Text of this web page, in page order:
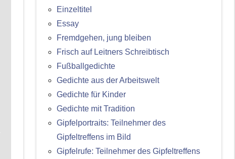
Einzeltitel
Essay
Fremdgehen, jung bleiben
Frisch auf Leitners Schreibtisch
Fußballgedichte
Gedichte aus der Arbeitswelt
Gedichte für Kinder
Gedichte mit Tradition
Gipfelportraits: Teilnehmer des
Gipfeltreffens im Bild
Gipfelrufe: Teilnehmer des Gipfeltreffens